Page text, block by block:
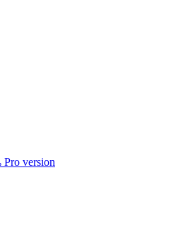
version